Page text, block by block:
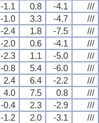
-1.1 0.8 -4.1
///
-1.0 3.3 -4.7
///
-2.4 1.8 -7.5
///
-2.0 0.6 -4.1
///
-2.3 1.1 -5.0
///
-0.8 5.4 -6.0
///
2.4 6.4 -2.2
///
4.0 7.5 0.8
///
-0.4 2.3 -2.9
///
-1.2 2.0 -3.1
///